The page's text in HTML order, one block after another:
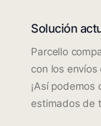
Solución
Parcello
con los
¡Así podemos
estimados de